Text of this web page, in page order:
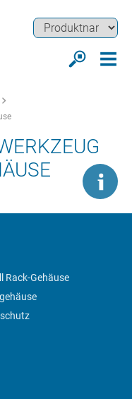
Rack-Gehäuse